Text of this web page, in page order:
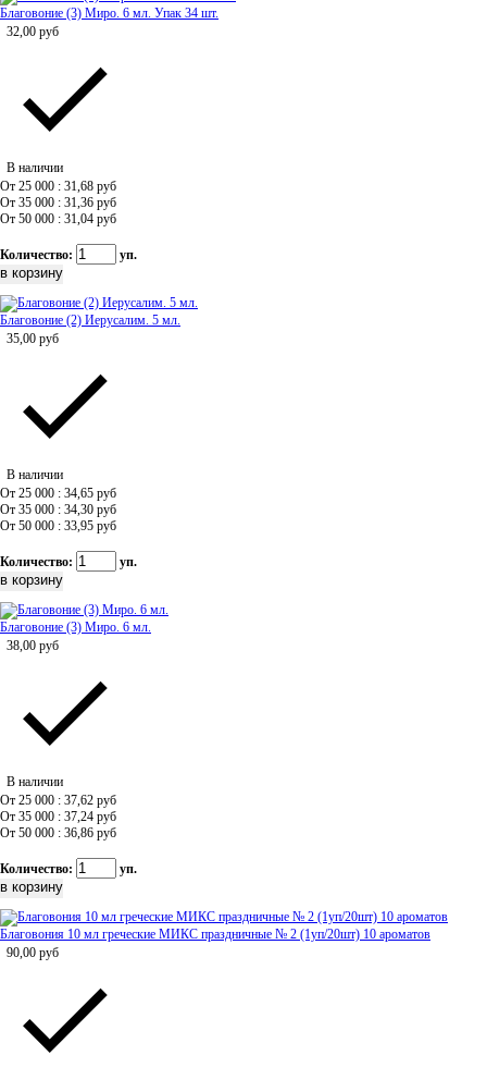
Благовоние (3) Миро. 6 мл. Упак 34 шт.
32,00 руб
В наличии
От 25 000 : 31,68 руб
От 35 000 : 31,36 руб
От 50 000 : 31,04 руб
Количество: уп.
Благовоние (2) Иерусалим. 5 мл.
35,00 руб
В наличии
От 25 000 : 34,65 руб
От 35 000 : 34,30 руб
От 50 000 : 33,95 руб
Количество: уп.
Благовоние (3) Миро. 6 мл.
38,00 руб
В наличии
От 25 000 : 37,62 руб
От 35 000 : 37,24 руб
От 50 000 : 36,86 руб
Количество: уп.
Благовония 10 мл греческие МИКС праздничные № 2 (1уп/20шт) 10 ароматов
90,00 руб